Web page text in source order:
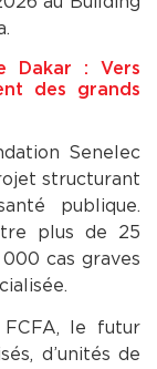
Dakar : Vers
des grands
Senelec
structurant
publique.
plus de 25
cas graves
le futur
d’unités de